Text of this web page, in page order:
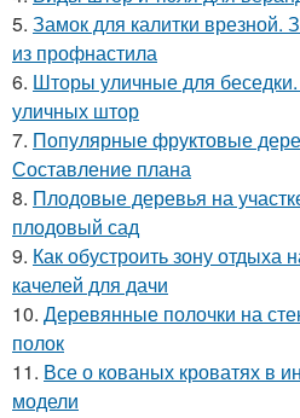
5. Замок для калитки врезной.
из профнастила
6. Шторы уличные для
уличных штор
7. Популярные фруктовые
Составление плана
8. Плодовые деревья на
плодовый сад
9. Как обустроить зону отдыха
качелей для дачи
10. Деревянные полочки на
полок
11. Все о кованых кроватях в
модели